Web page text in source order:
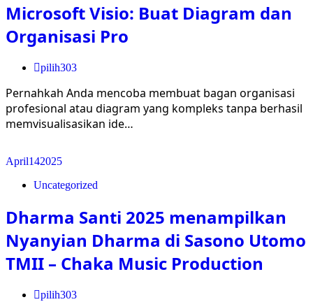
Microsoft Visio: Buat Diagram dan
Organisasi Pro
pilih303
Pernahkah Anda mencoba membuat bagan organisasi
profesional atau diagram yang kompleks tanpa berhasil
memvisualisasikan ide…
April142025
Uncategorized
Dharma Santi 2025 menampilkan
Nyanyian Dharma di Sasono Utomo
TMII – Chaka Music Production
pilih303